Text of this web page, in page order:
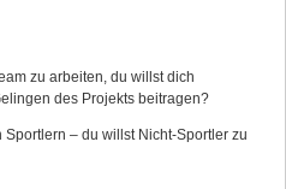
zu arbeiten, du willst dich
des Projekts beitragen?
– du willst Nicht-Sportler zu